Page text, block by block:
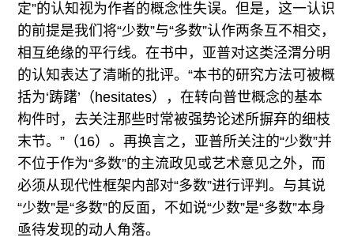
定”的认知视为作者的概念性失误。但是，这一认识
的前提是我们将“少数”与“多数”认作两条互不相交，
相互绝缘的平行线。在书中，亚普对这类泾渭分明
的认知表达了清晰的批评。“本书的研究方法可被概
括为‘踌躇’（hesitates），在转向普世概念的基本
构件时，去关注那些时常被强势论述所摒弃的细枝
末节。”（16）。再换言之，亚普所关注的“少数”并
不位于作为“多数”的主流政见或艺术意见之外，而
必须从现代性框架内部对“多数”进行评判。与其说
“少数”是“多数”的反面，不如说“少数”是“多数”本身
亟待发现的动人角落。